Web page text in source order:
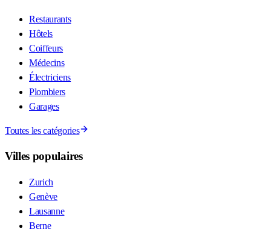
Restaurants
Hôtels
Coiffeurs
Médecins
Électriciens
Plombiers
Garages
Toutes les catégories
Villes populaires
Zurich
Genève
Lausanne
Berne